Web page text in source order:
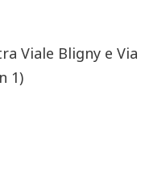
Viale Bligny e
1)